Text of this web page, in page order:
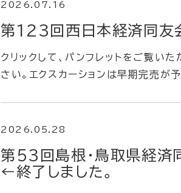
2026.07.16
第123回西日本経済同友
クリックして、パンフレットをご覧い
さい。エクスカーションは早期完売が
2026.05.28
第５3回島根・鳥取県経済
←終了しました。